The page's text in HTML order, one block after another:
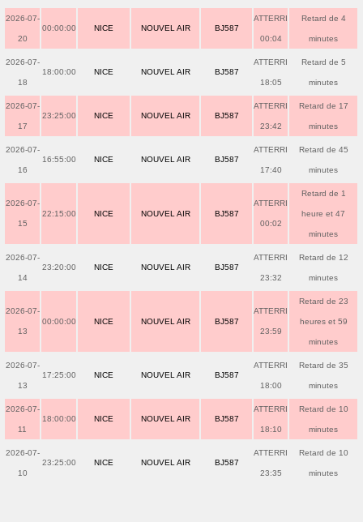
2026-07-
20
00:00:00 NICE NOUVEL AIR BJ587
ATTERRI
00:04
Retard de 4
minutes
2026-07-
18
18:00:00 NICE NOUVEL AIR BJ587
ATTERRI
18:05
Retard de 5
minutes
2026-07-
17
23:25:00 NICE NOUVEL AIR BJ587
ATTERRI
23:42
Retard de 17
minutes
2026-07-
16
16:55:00 NICE NOUVEL AIR BJ587
ATTERRI
17:40
Retard de 45
minutes
2026-07-
15
22:15:00 NICE NOUVEL AIR BJ587
ATTERRI
00:02
Retard de 1
heure et 47
minutes
2026-07-
14
23:20:00 NICE NOUVEL AIR BJ587
ATTERRI
23:32
Retard de 12
minutes
2026-07-
13
00:00:00 NICE NOUVEL AIR BJ587
ATTERRI
23:59
Retard de 23
heures et 59
minutes
2026-07-
13
17:25:00 NICE NOUVEL AIR BJ587
ATTERRI
18:00
Retard de 35
minutes
2026-07-
11
18:00:00 NICE NOUVEL AIR BJ587
ATTERRI
18:10
Retard de 10
minutes
2026-07-
10
23:25:00 NICE NOUVEL AIR BJ587
ATTERRI
23:35
Retard de 10
minutes